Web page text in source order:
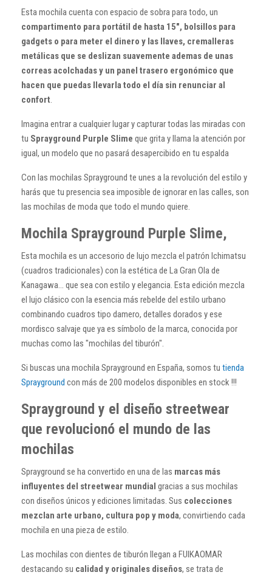
Esta mochila cuenta con espacio de sobra para todo, un
compartimento para portátil de hasta 15", bolsillos para
gadgets o para meter el dinero y las llaves, cremalleras
metálicas que se deslizan suavemente ademas de unas
correas acolchadas y un panel trasero ergonómico que
hacen que puedas llevarla todo el día sin renunciar al
confort.
Imagina entrar a cualquier lugar y capturar todas las miradas con
tu Sprayground Purple Slime que grita y llama la atención por
igual, un modelo que no pasará desapercibido en tu espalda
Con las mochilas Sprayground te unes a la revolución del estilo y
harás que tu presencia sea imposible de ignorar en las calles, son
las mochilas de moda que todo el mundo quiere.
Mochila Sprayground Purple Slime,
Esta mochila es un accesorio de lujo mezcla el patrón Ichimatsu
(cuadros tradicionales) con la estética de La Gran Ola de
Kanagawa… que sea con estilo y elegancia. Esta edición mezcla
el lujo clásico con la esencia más rebelde del estilo urbano
combinando cuadros tipo damero, detalles dorados y ese
mordisco salvaje que ya es símbolo de la marca, conocida por
muchas como las "mochilas del tiburón".
Si buscas una mochila Sprayground en España, somos tu tienda
Sprayground con más de 200 modelos disponibles en stock !!!
Sprayground y el diseño streetwear
que revolucionó el mundo de las
mochilas
Sprayground se ha convertido en una de las marcas más
influyentes del streetwear mundial gracias a sus mochilas
con diseños únicos y ediciones limitadas. Sus colecciones
mezclan arte urbano, cultura pop y moda, convirtiendo cada
mochila en una pieza de estilo.
Las mochilas con dientes de tiburón llegan a FUIKAOMAR
destacando su calidad y originales diseños, se trata de